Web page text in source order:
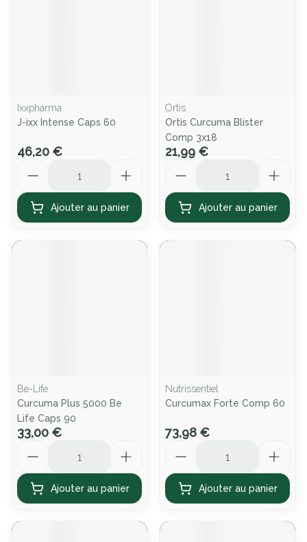
Ixxpharma
J-ixx Intense Caps 60
46,20 €
Ajouter au panier
Ortis
Ortis Curcuma Blister
Comp 3x18
21,99 €
Ajouter au panier
Be-Life
Curcuma Plus 5000 Be
Life Caps 90
33,00 €
Ajouter au panier
Nutrissentiel
Curcumax Forte Comp 60
73,98 €
Ajouter au panier